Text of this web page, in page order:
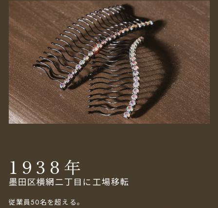
1938 年
墨田区横網二丁目に工場移転
従業員50名を超える。